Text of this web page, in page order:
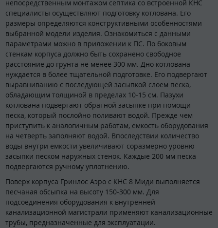
непосредственным монтажом септика со встроенной КНС
специалисты осуществляют подготовку котлована. Его
размеры определяются конструктивными особенностями
выбранной модели изделия. Ознакомиться с данными
параметрами можно в приложении к ПС. По боковым
стенкам корпуса должно быть сохранено свободное
расстояние до грунта не менее 300 мм. Дно котлована
нуждается в более тщательной подготовке. Его подвергают
выравниванию с последующей засыпкой слоем песка,
обладающим толщиной в пределах 10-15 см. Пазухи
котлована подвергают обратной засыпке при помощи
песка, который послойно поливают водой. Прежде чем
приступить к аналогичным работам, емкость оборудования
на четверть заполняют водой. Впоследствии количество
воды внутри емкости увеличивают соразмерно уровню
засыпки песком наружных стенок. Каждые 200 мм песка
подвергаются ручному уплотнению.
Поверх корпуса Гринлос Аэро с КНС 8 Миди выполняется
песчаная обсыпка на высоту 150-300 мм. Для
подсоединения оборудования к внутренней
канализационной магистрали применяют канализационные
трубы, предназначенные для эксплуатации.